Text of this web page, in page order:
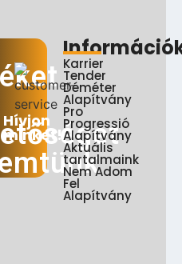
Hívjon
minket!
Karrier
Tender
Déméter
Alapítvány
Pro
Progressió
Alapítvány
Aktuális
tartalmaink
Nem Adom
Fel
Alapítvány